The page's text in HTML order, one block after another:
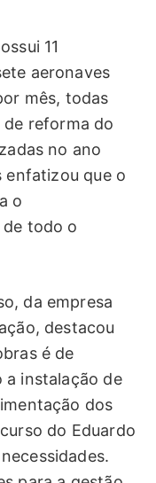
11
aeronaves
mês, todas
de reforma do
no ano
enfatizou que o
o
de todo o
da empresa
destacou
é de
a instalação de
dos
do Eduardo